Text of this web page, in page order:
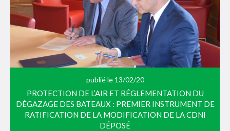
publié le 13/02/20
PROTECTION DE L’AIR ET RÉGLEMENTATION DU
DÉGAZAGE DES BATEAUX : PREMIER INSTRUMENT DE
RATIFICATION DE LA MODIFICATION DE LA CDNI
DÉPOSÉ